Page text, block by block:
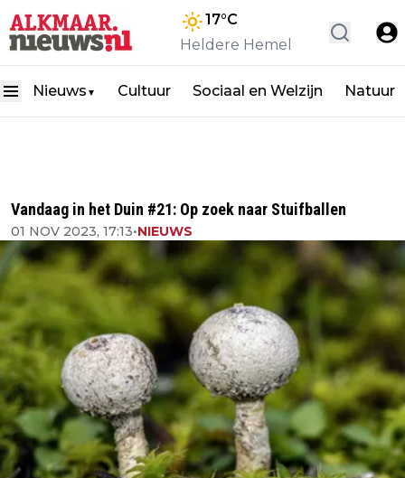
17°C
Heldere Hemel
Nieuws ▼ Cultuur Sociaal en Welzijn Natuur
Vandaag in het Duin #21: Op zoek naar Stuifballen
01 NOV 2023, 17:13•NIEUWS